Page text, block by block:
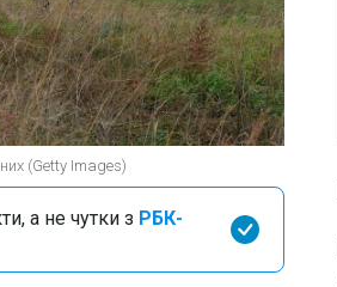
(Getty Images)
а не чутки з РБК-